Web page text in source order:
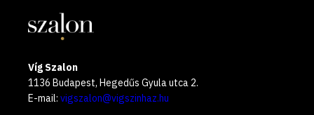
Víg Szalon
1136 Budapest, Hegedűs Gyula utca 2.
E-mail: vigszalon@vigszinhaz.hu